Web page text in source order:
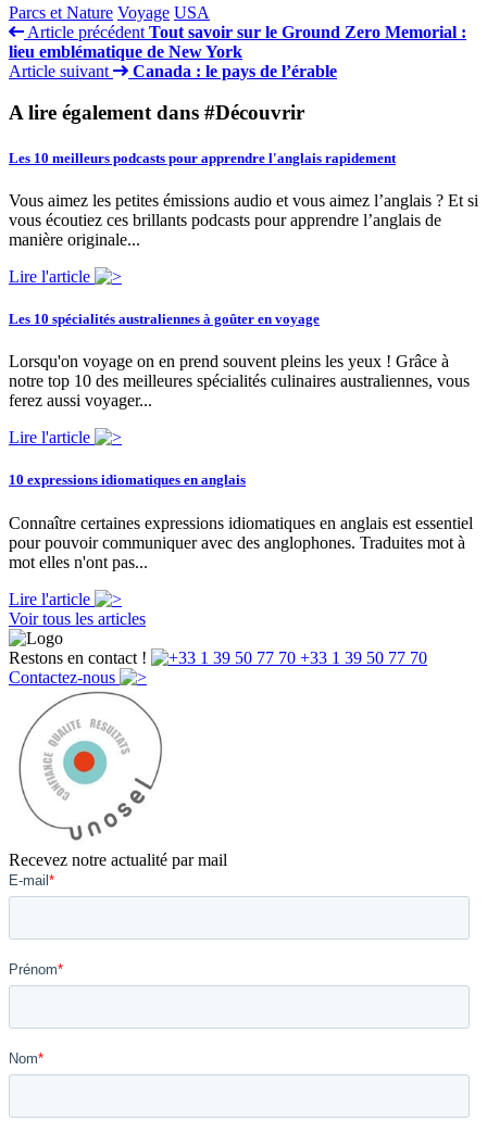
Parcs et Nature Voyage USA
Article précédent Tout savoir sur le Ground Zero Memorial :
lieu emblématique de New York
Article suivant
Canada : le pays de l’érable
A lire également dans #Découvrir
Les 10 meilleurs podcasts pour apprendre l'anglais rapidement
Vous aimez les petites émissions audio et vous aimez l’anglais ? Et si
vous écoutiez ces brillants podcasts pour apprendre l’anglais de
manière originale...
Lire l'article
Les 10 spécialités australiennes à goûter en voyage
Lorsqu'on voyage on en prend souvent pleins les yeux ! Grâce à
notre top 10 des meilleures spécialités culinaires australiennes, vous
ferez aussi voyager...
Lire l'article
10 expressions idiomatiques en anglais
Connaître certaines expressions idiomatiques en anglais est essentiel
pour pouvoir communiquer avec des anglophones. Traduites mot à
mot elles n'ont pas...
Lire l'article
Voir tous les articles
Restons en contact !
+33 1 39 50 77 70
Contactez-nous
Recevez notre actualité par mail